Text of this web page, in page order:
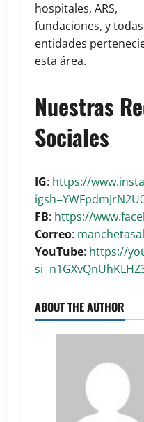
hospitales, ARS,
fundaciones, y
entidades
esta área.
Nuestras
Sociales
IG: https://
FB: https://
Correo:
YouTube: https://
ABOUT THE AUTHOR